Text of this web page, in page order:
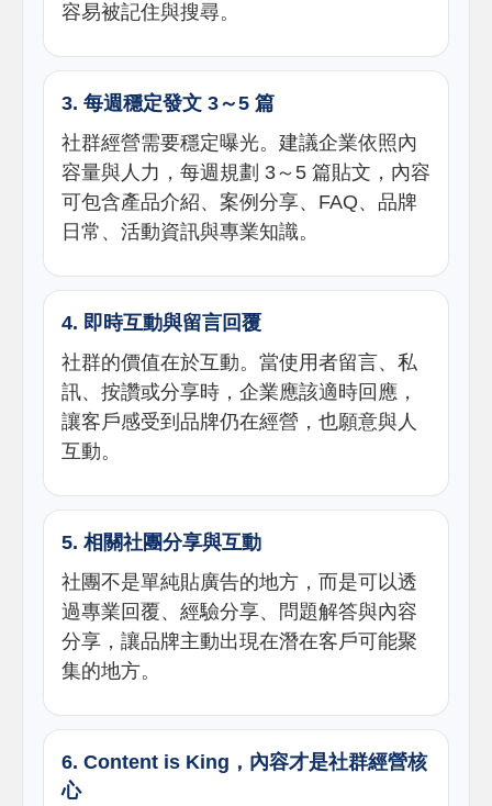
容易被記住與搜尋。
3. 每週穩定發文 3～5 篇
社群經營需要穩定曝光。建議企業依照內
容量與人力，每週規劃 3～5 篇貼文，內容
可包含產品介紹、案例分享、FAQ、品牌
日常、活動資訊與專業知識。
4. 即時互動與留言回覆
社群的價值在於互動。當使用者留言、私
訊、按讚或分享時，企業應該適時回應，
讓客戶感受到品牌仍在經營，也願意與人
互動。
5. 相關社團分享與互動
社團不是單純貼廣告的地方，而是可以透
過專業回覆、經驗分享、問題解答與內容
分享，讓品牌主動出現在潛在客戶可能聚
集的地方。
6. Content is King，內容才是社群經營核
心